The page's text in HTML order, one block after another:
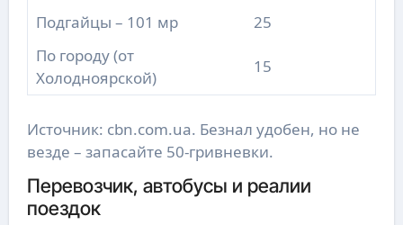
Подгайцы – 101 мр
25
По городу (от
Холодноярской)
15
Источник: cbn.com.ua. Безнал удобен, но не
везде – запасайте 50-гривневки.
Перевозчик, автобусы и реалии
поездок